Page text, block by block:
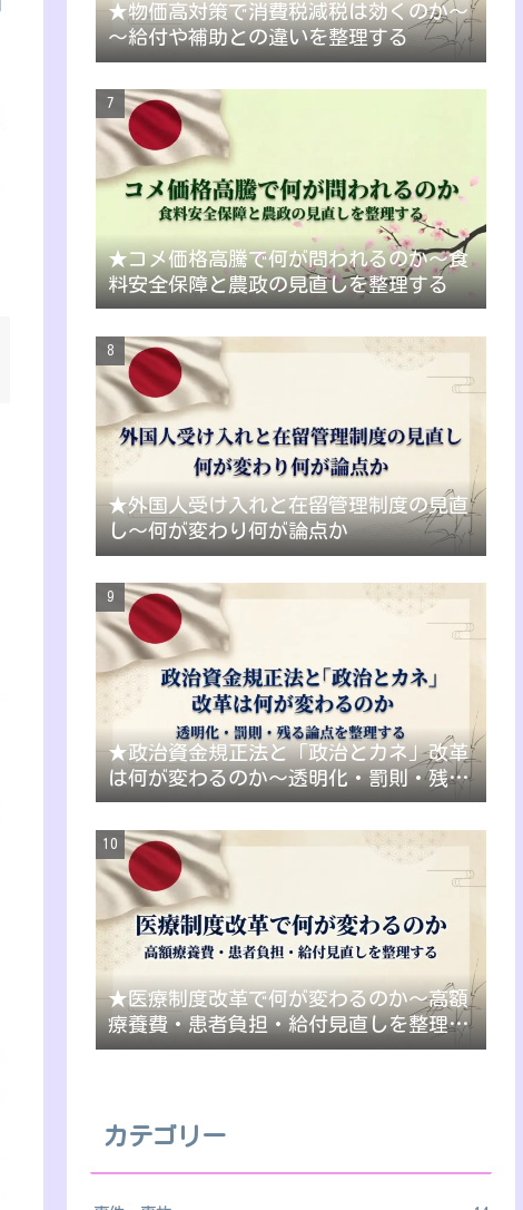
★物価高対策で消費税減税は効くのか～
～給付や補助との違いを整理する
★コメ価格高騰で何が問われるのか～食
料安全保障と農政の見直しを整理する
★外国人受け入れと在留管理制度の見直
し～何が変わり何が論点か
★政治資金規正法と「政治とカネ」改革
は何が変わるのか～透明化・罰則・残る
論点を整理する
★医療制度改革で何が変わるのか～高額
療養費・患者負担・給付見直しを整理す
る
カテゴリー